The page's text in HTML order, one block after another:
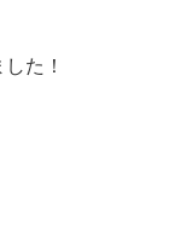
た！